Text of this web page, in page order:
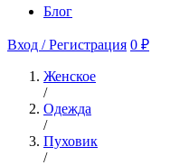
Блог
Вход / Регистрация 0 ₽
Женское
/
Одежда
/
Пуховик
/